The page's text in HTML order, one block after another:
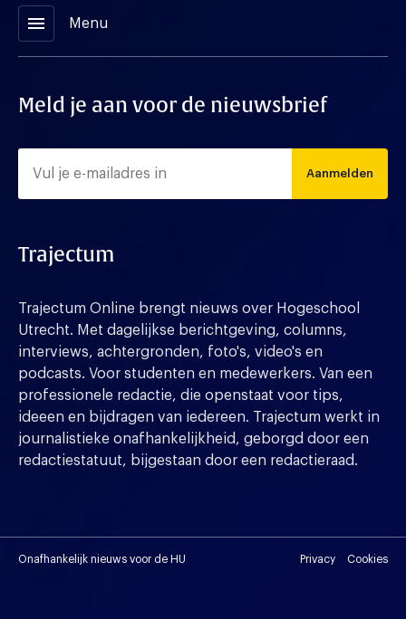
menu Menu
Meld je aan voor de nieuwsbrief
Aanmelden
Trajectum
Trajectum Online brengt nieuws over Hogeschool
Utrecht. Met dagelijkse berichtgeving, columns,
interviews, achtergronden, foto's, video's en
podcasts. Voor studenten en medewerkers. Van een
professionele redactie, die openstaat voor tips,
ideeen en bijdragen van iedereen. Trajectum werkt in
journalistieke onafhankelijkheid, geborgd door een
redactiestatuut, bijgestaan door een redactieraad.
Onafhankelijk nieuws voor de HU Privacy Cookies